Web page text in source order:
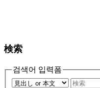
検索
검색어 입력폼